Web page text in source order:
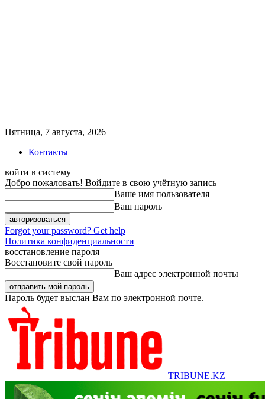
Пятница, 7 августа, 2026
Контакты
войти в систему
Добро пожаловать! Войдите в свою учётную запись
Ваше имя пользователя
Ваш пароль
Forgot your password? Get help
Политика конфиденциальности
восстановление пароля
Восстановите свой пароль
Ваш адрес электронной почты
Пароль будет выслан Вам по электронной почте.
TRIBUNE.KZ